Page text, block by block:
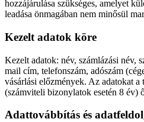
hozzájárulása szükséges, amelyet
leadása önmagában nem minősül
Kezelt adatok köre
Kezelt adatok: név, számlázási név,
mail cím, telefonszám, adószám
vásárlási előzmények. Az adatokat
(számviteli bizonylatok esetén 8 év)
Adattovábbítás és